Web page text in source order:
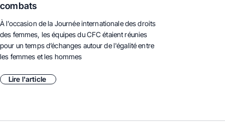
combats
À l’occasion de la Journée internationale des droits
des femmes, les équipes du CFC étaient réunies
pour un temps d’échanges autour de l'égalité entre
les femmes et les hommes
Lire l'article